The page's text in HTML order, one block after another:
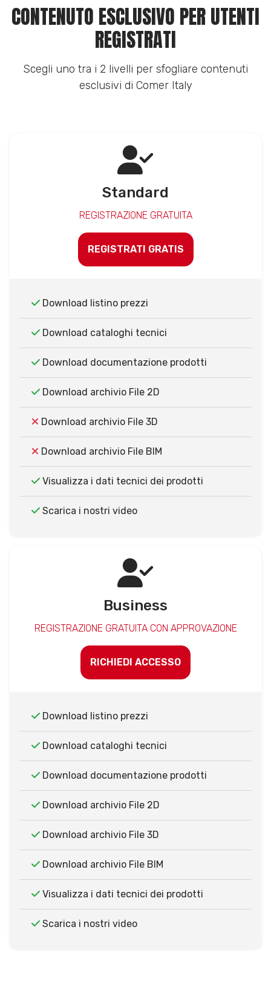
CONTENUTO ESCLUSIVO PER UTENTI
REGISTRATI
Scegli uno tra i 2 livelli per sfogliare contenuti
esclusivi di Comer Italy
Standard
REGISTRAZIONE GRATUITA
REGISTRATI GRATIS
Download listino prezzi
Download cataloghi tecnici
Download documentazione prodotti
Download archivio File 2D
Download archivio File 3D
Download archivio File BIM
Visualizza i dati tecnici dei prodotti
Scarica i nostri video
Business
REGISTRAZIONE GRATUITA CON APPROVAZIONE
RICHIEDI ACCESSO
Download listino prezzi
Download cataloghi tecnici
Download documentazione prodotti
Download archivio File 2D
Download archivio File 3D
Download archivio File BIM
Visualizza i dati tecnici dei prodotti
Scarica i nostri video